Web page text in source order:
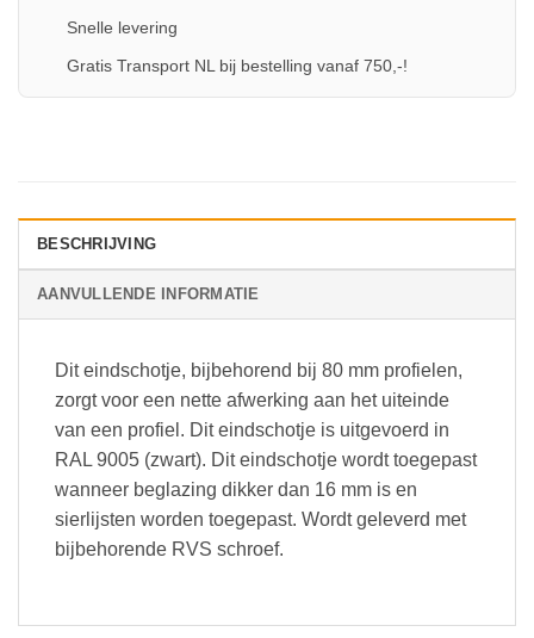
Snelle levering
Gratis Transport NL bij bestelling vanaf 750,-!
BESCHRIJVING
AANVULLENDE INFORMATIE
Dit eindschotje, bijbehorend bij 80 mm profielen,
zorgt voor een nette afwerking aan het uiteinde
van een profiel. Dit eindschotje is uitgevoerd in
RAL 9005 (zwart). Dit eindschotje wordt toegepast
wanneer beglazing dikker dan 16 mm is en
sierlijsten worden toegepast. Wordt geleverd met
bijbehorende RVS schroef.